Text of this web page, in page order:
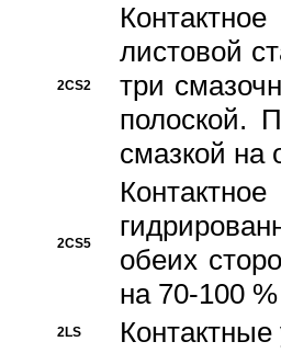
2CS2
листовой
три
полоской.
смазкой на
2CS5
обеих
на 70-100
2LS